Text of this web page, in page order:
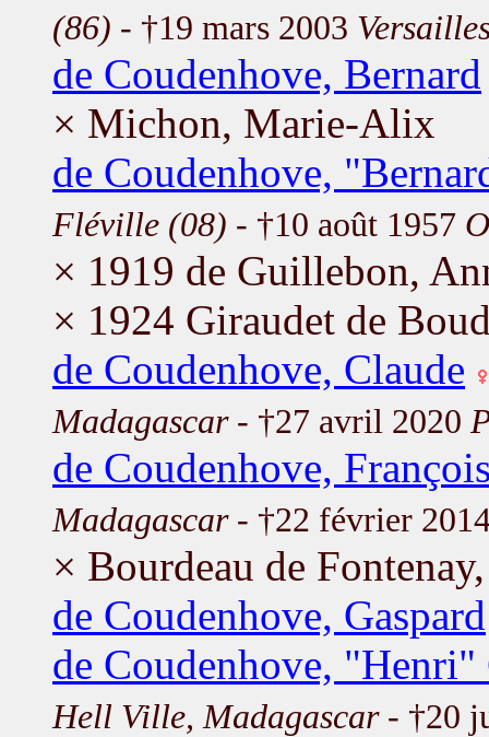
(86) - †19 mars 2003
de Coudenhove, Bernard
× Michon, Marie-Alix
de Coudenhove,
Fléville (08) - †10 août 1957
× 1919 de Guillebon,
× 1924 Giraudet de
de Coudenhove, Claude
Madagascar- †27 avril 2020
de Coudenhove,
Madagascar- †22 février
× Bourdeau de
de Coudenhove, Gaspard
de Coudenhove,
Hell Ville, Madagascar- †20